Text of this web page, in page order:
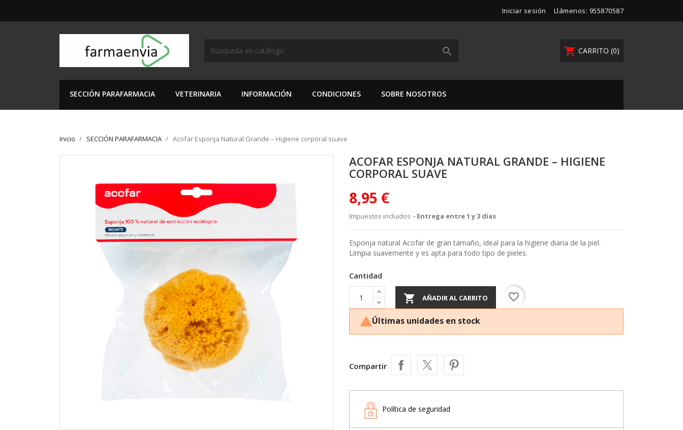
Iniciar sesión Llámenos: 955870587
shopping_cart CARRITO (0)
search
SECCIÓN PARAFARMACIA VETERINARIA INFORMACIÓN CONDICIONES SOBRE NOSOTROS
Inicio SECCIÓN PARAFARMACIA Acofar Esponja Natural Grande – Higiene corporal suave
ACOFAR ESPONJA NATURAL GRANDE – HIGIENE
CORPORAL SUAVE
8,95 €
Impuestos incluidos Entrega entre 1 y 3 dias
Esponja natural Acofar de gran tamaño, ideal para la higiene diaria de la piel.
Limpia suavemente y es apta para todo tipo de pieles.
Cantidad
 AÑADIR AL CARRITO favorite_border
Últimas unidades en stock
Compartir
Política de seguridad